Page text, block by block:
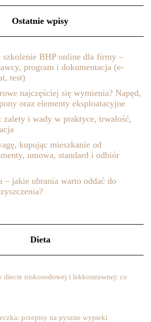
Ostatnie wpisy
szkolenie BHP online dla firmy –
program i dokumentacja (e-
test)
najczęściej się wymienia? Napęd,
oraz elementy eksploatacyjne
zalety i wady w praktyce, trwałość,
kupując mieszkanie od
umowa, standard i odbiór
– jakie ubrania warto oddać do
Dieta
diecie niskosodowej i lekkostrawnej: co
przepisy na pyszne wypieki